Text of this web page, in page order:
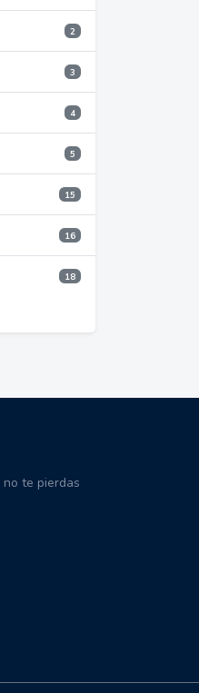
2
3
4
5
15
16
18
te pierdas